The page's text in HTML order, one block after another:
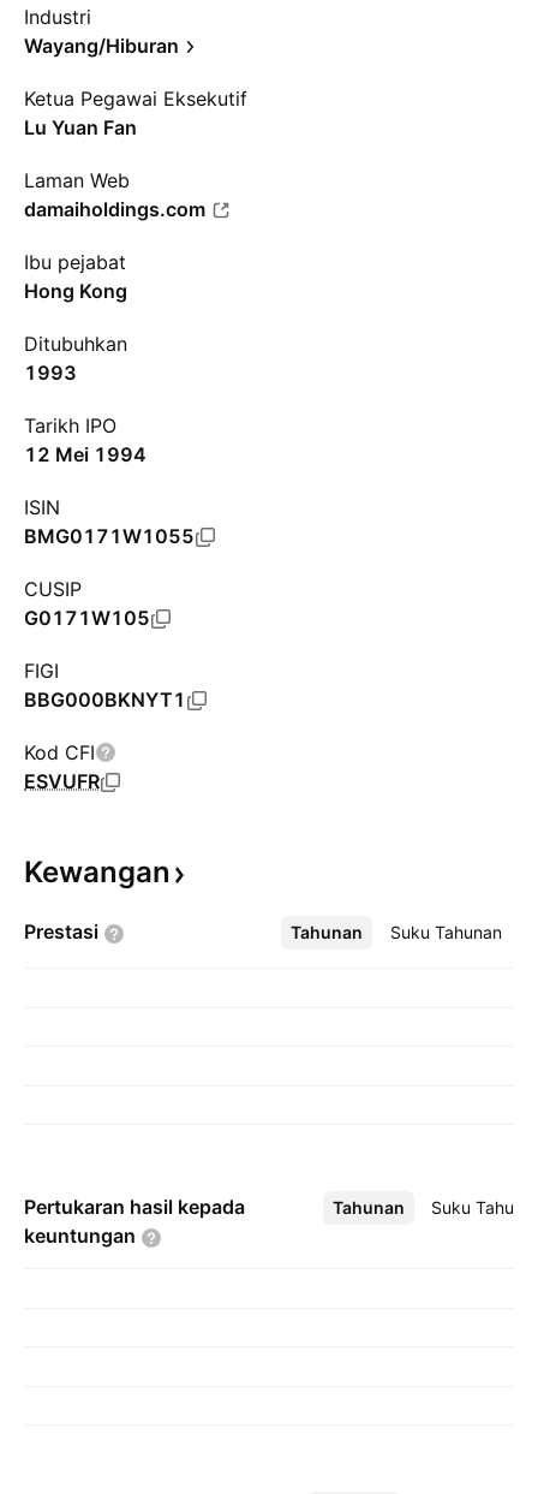
Industri
Wayang/Hiburan
Ketua Pegawai Eksekutif
Lu Yuan Fan
Laman Web
damaiholdings.com
Ibu pejabat
Hong Kong
Ditubuhkan
1993
Tarikh IPO
12 Mei 1994
ISIN
BMG0171W1055
CUSIP
G0171W105
FIGI
BBG000BKNYT1
Kod CFI
ESVUFR
Kewangan
Prestasi Tahunan Suku Tahunan
Lebih
Pertukaran hasil kepada
keuntungan
Tahunan Suku
Lebih